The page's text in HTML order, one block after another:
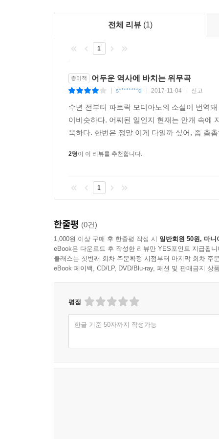
전체 리뷰 (1)
1
종이책 어두운 역사에 바치는 위무곡
s********d 2017-11-04 신고
수년 전부터 파트릭 모디아노의 소설이 번역
이비슷하다. 어찌된 일인지 현재는 안개 속에
욱하다. 한번은 정말 이게 다일까 싶어, 좀 촘
2명이 이 리뷰를 추천합니다.
1
한줄평 (0건)
1,000원 이상 구매 후 한줄평 작성 시 일반회원 50원, 마니
eBook은 다운로드 후 작성한 리뷰만 YES포인트 지급됩니
클래스는 첫번째 회차 주문확정 시점부터 마지막 회차 주
eBook 페이백, CD/LP, DVD/Blu-ray, 패션 및 판매금지 상
평점
한글 기준 50자까지 작성가능